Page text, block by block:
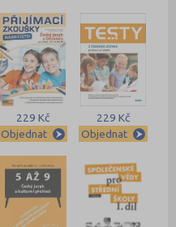
229 Kč
Objednat
229 Kč
Objednat